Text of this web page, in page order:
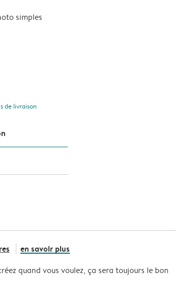
simples
de livraison
en savoir plus
quand vous voulez, ça sera toujours le bon